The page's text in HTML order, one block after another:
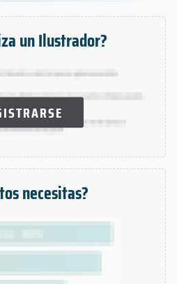
un Ilustrador?
necesitas?